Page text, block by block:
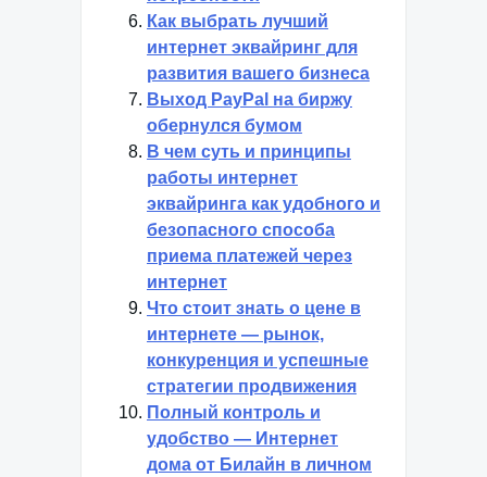
Как выбрать лучший
интернет эквайринг для
развития вашего бизнеса
Выход PayPal на биржу
обернулся бумом
В чем суть и принципы
работы интернет
эквайринга как удобного и
безопасного способа
приема платежей через
интернет
Что стоит знать о цене в
интернете — рынок,
конкуренция и успешные
стратегии продвижения
Полный контроль и
удобство — Интернет
дома от Билайн в личном